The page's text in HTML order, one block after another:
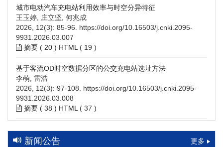
城市电动汽车充电站利用效率与时空分异特征
王玉婷, 庄立坚, 何兆成
2026, 12(3): 85-96. https://doi.org/10.16503/j.cnki.2095-
9931.2026.03.007
摘要 ( 20 ) HTML ( 19 )
基于客流OD时空数据分区的公交充电站选址方法
李萌, 雷浩
2026, 12(3): 97-108. https://doi.org/10.16503/j.cnki.2095-
9931.2026.03.008
摘要 ( 38 ) HTML ( 37 )
高速公路充电设施技术规划综述：场景需求、技术路线与配置
策略新闻公告 更多